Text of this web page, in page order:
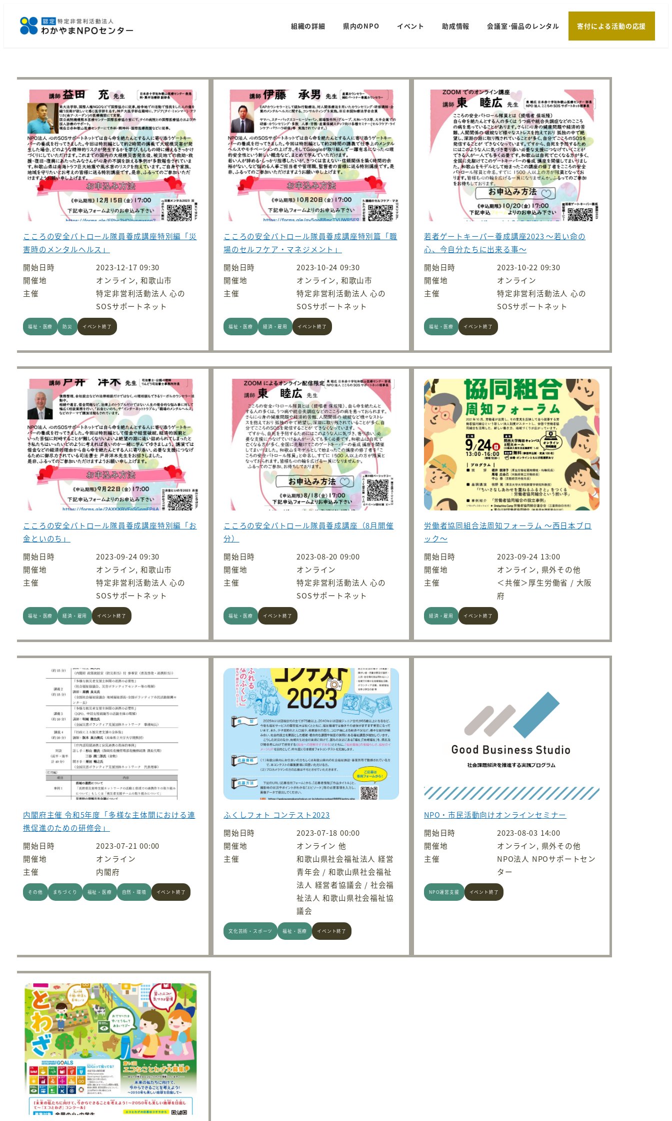
組織の詳細 県内のNPO イベント 助成情報 会議室･備品のレンタル 寄付による活動の応援
こころの安全パトロール隊員養成講座特別編「災
害時のメンタルヘルス」
開始日時
2023-12-17 09:30
開催地
オンライン, 和歌山市
主催
特定非営利活動法人 心の
SOSサポートネット
福祉・医療 防災 イベント終了
こころの安全パトロール隊員養成講座特別篇「職
場のセルフケア・マネジメント」
開始日時
2023-10-24 09:30
開催地
オンライン, 和歌山市
主催
特定非営利活動法人 心の
SOSサポートネット
福祉・医療 経済・雇用 イベント終了
若者ゲートキーパー養成講座2023 ～若い命の
心、今自分たちに出来る事～
開始日時
2023-10-22 09:30
開催地
オンライン
主催
特定非営利活動法人 心の
SOSサポートネット
福祉・医療 イベント終了
こころの安全パトロール隊員養成講座特別編「お
金といのち」
開始日時
2023-09-24 09:30
開催地
オンライン, 和歌山市
主催
特定非営利活動法人 心の
SOSサポートネット
福祉・医療 経済・雇用 イベント終了
こころの安全パトロール隊員養成講座（8月開催
分）
開始日時
2023-08-20 09:00
開催地
オンライン
主催
特定非営利活動法人 心の
SOSサポートネット
福祉・医療 イベント終了
労働者協同組合法周知フォーラム 〜西日本ブロ
ック〜
開始日時
2023-09-24 13:00
開催地
オンライン, 県外その他
主催
＜共催＞厚生労働省 / 大阪
府
経済・雇用 イベント終了
内閣府主催 令和5年度「多様な主体間における連
携促進のための研修会」
開始日時
2023-07-21 00:00
開催地
オンライン
主催
内閣府
その他 まちづくり 福祉・医療 自然・環境 イベント終了
ふくしフォト コンテスト2023
開始日時
2023-07-18 00:00
開催地
オンライン 他
主催
和歌山県社会福祉法人 経営
青年会 / 和歌山県社会福祉
法人 経営者協議会 / 社会福
祉法人 和歌山県社会福祉協
議会
文化芸術・スポーツ 福祉・医療 イベント終了
NPO・市民活動向けオンラインセミナー
開始日時
2023-08-03 14:00
開催地
オンライン, 県外その他
主催
NPO法人 NPOサポートセン
ター
NPO運営支援 イベント終了